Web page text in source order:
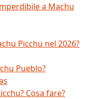
a Machu
Picchu nel 2026?
Pueblo?
Cosa fare?